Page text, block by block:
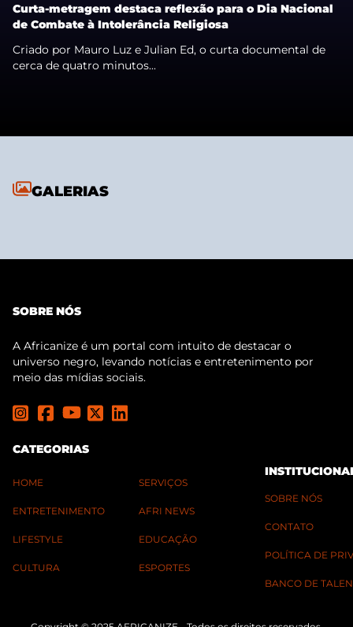
Curta-metragem destaca reflexão para o Dia Nacional
de Combate à Intolerância Religiosa
Criado por Mauro Luz e Julian Ed, o curta documental de
cerca de quatro minutos...
GALERIAS
SOBRE NÓS
A Africanize é um portal com intuito de destacar o
universo negro, levando notícias e entretenimento por
meio das mídias sociais.
CATEGORIAS
HOME
ENTRETENIMENTO
LIFESTYLE
CULTURA
SERVIÇOS
AFRI NEWS
EDUCAÇÃO
ESPORTES
SOBRE NÓS
CONTATO
POLÍTICA DE
BANCO DE